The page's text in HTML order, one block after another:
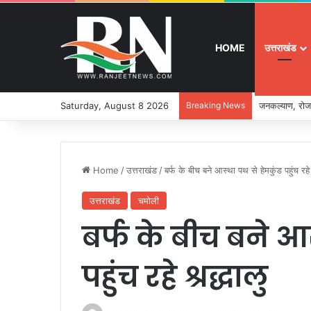
HOME उत्तराखंड
Saturday, August 8 2026 Breaking News जनकल्याण,
Home /उत्तराखंड /बर्फ के बीच बने आस्था पथ से हेमकुंड पहुंच रहे
उत्तराखंड चमोली
बर्फ के बीच बने
पहुंच रहे श्रद्धालु